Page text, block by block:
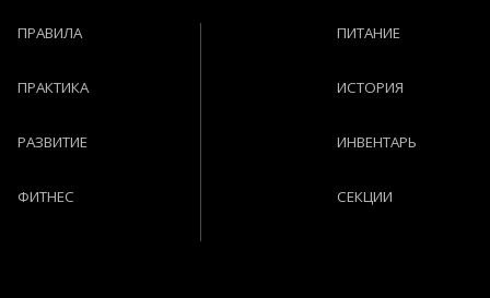
ПРАВИЛА
ПРАКТИКА
РАЗВИТИЕ
ФИТНЕС
ПИТАНИЕ
ИСТОРИЯ
ИНВЕНТАРЬ
СЕКЦИИ